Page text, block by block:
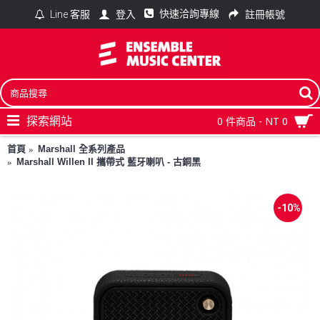
Line 客服 登入 快速洽詢專線 註冊帳號
0 件商品 - NT 0
探索網站
首頁
Marshall 全系列產品
Marshall Willen II 攜帶式 藍牙喇叭 - 古銅黑
-10%